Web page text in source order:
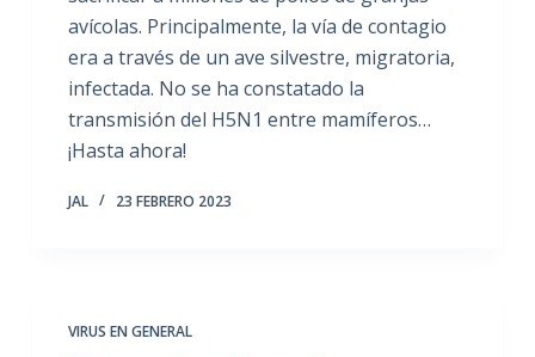
avícolas. Principalmente, la vía de contagio
era a través de un ave silvestre, migratoria,
infectada. No se ha constatado la
transmisión del H5N1 entre mamíferos…
¡Hasta ahora!
JAL 23 FEBRERO 2023
VIRUS EN GENERAL